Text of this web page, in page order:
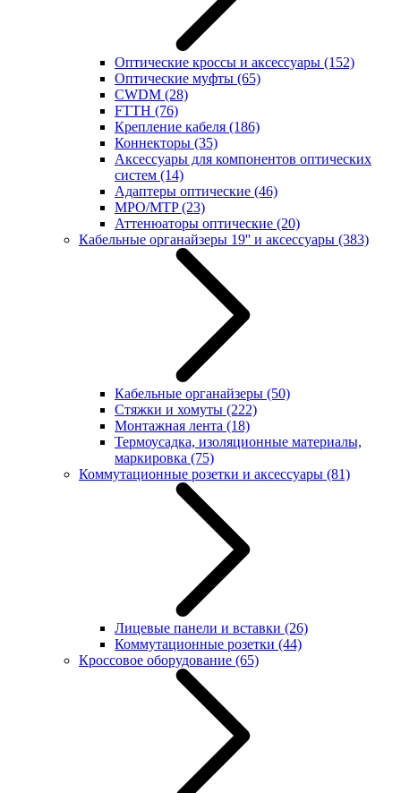
Оптические кроссы и аксессуары (152)
Оптические муфты (65)
CWDM (28)
FTTH (76)
Крепление кабеля (186)
Коннекторы (35)
Аксессуары для компонентов оптических
систем (14)
Адаптеры оптические (46)
MPO/MTP(23)
Аттенюаторы оптические (20)
Кабельные органайзеры 19'' и аксессуары (383)
Кабельные органайзеры (50)
Стяжки и хомуты (222)
Монтажная лента (18)
Термоусадка, изоляционные материалы,
маркировка (75)
Коммутационные розетки и аксессуары (81)
Лицевые панели и вставки (26)
Коммутационные розетки (44)
Кроссовое оборудование (65)